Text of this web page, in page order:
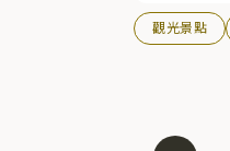
觀光景點